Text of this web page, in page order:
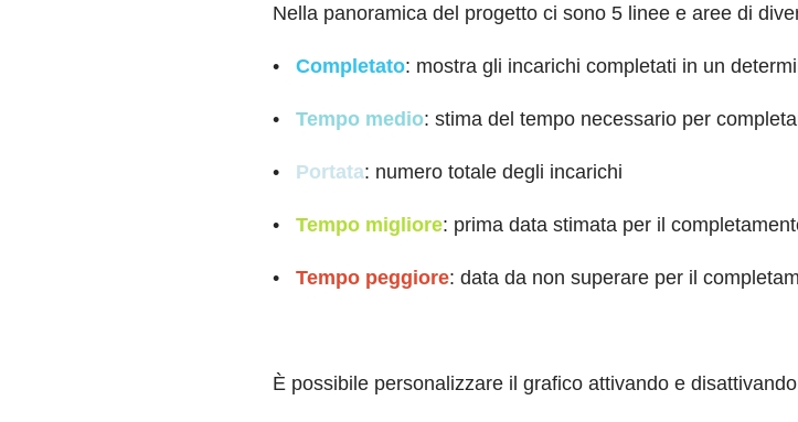
Nella panoramica del progetto ci sono 5 linee e aree di
• Completato: mostra gli incarichi completati in un
• Tempo medio: stima del tempo necessario per
• Portata: numero totale degli incarichi
• Tempo migliore: prima data stimata per il
• Tempo peggiore: data da non superare per il
È possibile personalizzare il grafico attivando e